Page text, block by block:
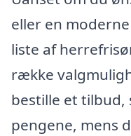
eller en
liste af
række
bestille et tilbud,
pengene, mens